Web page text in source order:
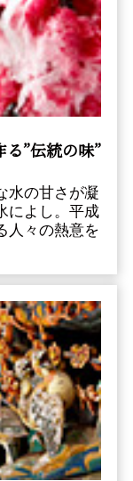
”伝統の味”
水の甘さが凝
によし。平成
人々の熱意を